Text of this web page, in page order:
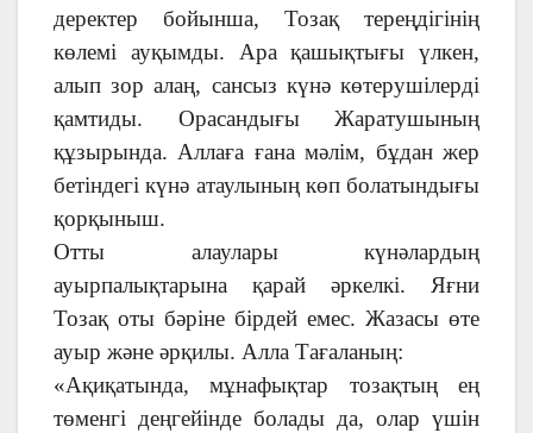
деректер бойынша, Тозақ тереңдігінің
көлемі ауқымды. Ара қашықтығы үлкен,
алып зор алаң, сансыз күнә көтерушілерді
қамтиды. Орасандығы Жаратушының
құзырында. Аллаға ғана мәлім, бұдан жер
бетіндегі күнә атаулының көп болатындығы
қорқыныш.
Отты алаулары күнәлардың
ауырпалықтарына қарай әркелкі. Яғни
Тозақ оты бәріне бірдей емес. Жазасы өте
ауыр және әрқилы. Алла Тағаланың:
«Ақиқатында, мұнафықтар тозақтың ең
төменгі деңгейінде болады да, олар үшін